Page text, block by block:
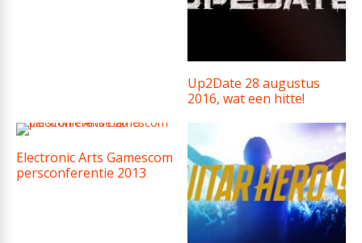
Up2Date 28 augustus
2016, wat een hitte!
Electronic Arts Gamescom
persconferentie 2013